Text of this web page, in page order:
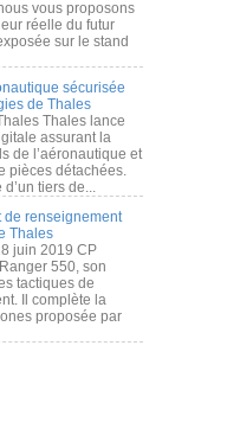
vous proposons
réelle du futur
sur le stand
sécurisée
de Thales
Thales lance
assurant la
de l’aéronautique et
pièces détachées.
tiers de...
de renseignement
Thales
juin 2019 CP
550, son
tactiques de
Il complète la
proposée par